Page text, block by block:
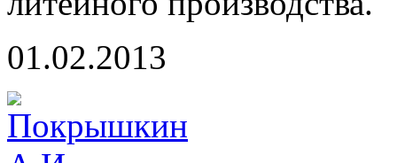
01.02.2013